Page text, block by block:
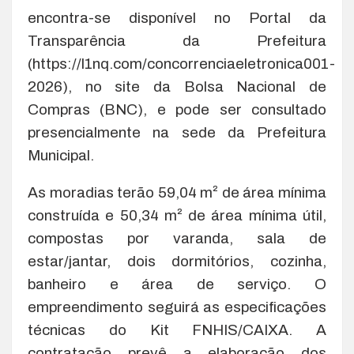
encontra-se disponível no Portal da
Transparência da Prefeitura
(https://l1nq.com/concorrenciaeletronica001-
2026), no site da Bolsa Nacional de
Compras (BNC), e pode ser consultado
presencialmente na sede da Prefeitura
Municipal.
As moradias terão 59,04 m² de área mínima
construída e 50,34 m² de área mínima útil,
compostas por varanda, sala de
estar/jantar, dois dormitórios, cozinha,
banheiro e área de serviço. O
empreendimento seguirá as especificações
técnicas do Kit FNHIS/CAIXA. A